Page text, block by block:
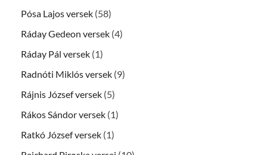
Pósa Lajos versek (58)
Ráday Gedeon versek (4)
Ráday Pál versek (1)
Radnóti Miklós versek (9)
Rájnis József versek (5)
Rákos Sándor versek (1)
Ratkó József versek (1)